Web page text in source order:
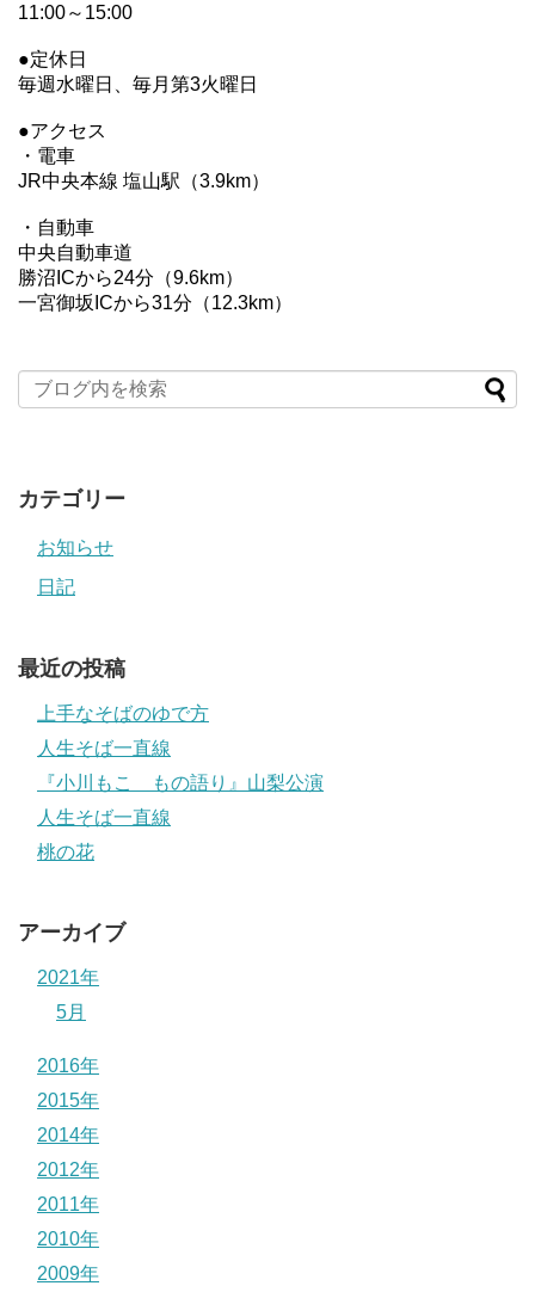
11:00～15:00
●定休日
毎週水曜日、毎月第3火曜日
●アクセス
・電車
JR中央本線 塩山駅（3.9km）
・自動車
中央自動車道
勝沼ICから24分（9.6km）
一宮御坂ICから31分（12.3km）
カテゴリー
お知らせ
日記
最近の投稿
上手なそばのゆで方
人生そば一直線
『小川もこ もの語り』山梨公演
人生そば一直線
桃の花
アーカイブ
2021年
5月
2016年
2015年
2014年
2012年
2011年
2010年
2009年